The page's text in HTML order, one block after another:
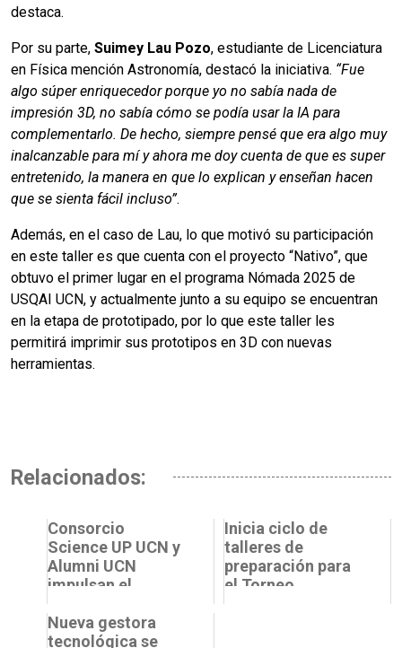
destaca.
Por su parte, Suimey Lau Pozo, estudiante de Licenciatura
en Física mención Astronomía, destacó la iniciativa. “Fue
algo súper enriquecedor porque yo no sabía nada de
impresión 3D, no sabía cómo se podía usar la IA para
complementarlo. De hecho, siempre pensé que era algo muy
inalcanzable para mí y ahora me doy cuenta de que es super
entretenido, la manera en que lo explican y enseñan hacen
que se sienta fácil incluso”.
Además, en el caso de Lau, lo que motivó su participación
en este taller es que cuenta con el proyecto “Nativo”, que
obtuvo el primer lugar en el programa Nómada 2025 de
USQAI UCN, y actualmente junto a su equipo se encuentran
en la etapa de prototipado, por lo que este taller les
permitirá imprimir sus prototipos en 3D con nuevas
herramientas.
Relacionados:
Consorcio
Science UP UCN y
Alumni UCN
impulsan el
académico y
profesional a
Inicia ciclo de
talleres de
preparación para
el Torneo
Nueva gestora
tecnológica se